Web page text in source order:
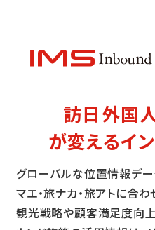
訪日外国
が変えるイ
グローバルな位置情報デ
マエ・旅ナカ・旅アトに合
観光戦略や顧客満足度向